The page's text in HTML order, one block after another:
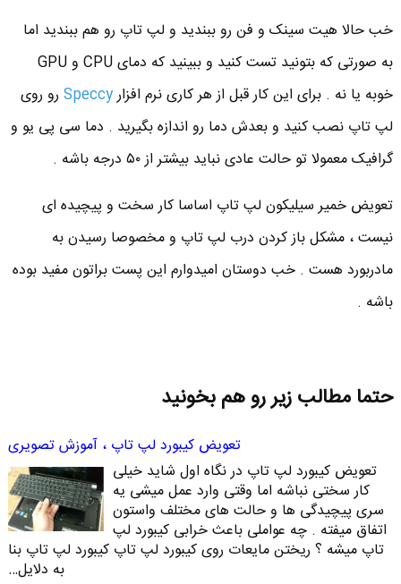
خب حالا هیت سینک و فن رو ببندید و لپ تاپ رو هم ببندید اما
به صورتی که بتونید تست کنید و ببینید که دمای CPU و GPU
خوبه یا نه . برای این کار قبل از هر کاری نرم افزارSpeccy رو روی
لپ تاپ نصب کنید و بعدش دما رو اندازه بگیرید . دما سی پی یو و
گرافیک معمولا تو حالت عادی نباید بیشتر از ۵۰ درجه باشه .
تعویض خمیر سیلیکون لپ تاپ اساسا کار سخت و پیچیده ای
نیست ، مشکل باز کردن درب لپ تاپ و مخصوصا رسیدن به
مادربورد هست . خب دوستان امیدوارم این پست براتون مفید بوده
باشه .
حتما مطالب زیر رو هم بخونید
تعویض کیبورد لپ تاپ ، آموزش تصویری
تعویض کیبورد لپ تاپ در نگاه اول شاید خیلی
کار سختی نباشه اما وقتی وارد عمل میشی یه
سری پیچیدگی ها و حالت های مختلف واستون
اتفاق میفته . چه عواملی باعث خرابی کیبورد لپ
تاپ میشه ؟ ریختن مایعات روی کیبورد لپ تاپ کیبورد لپ تاپ بنا
به دلایل…